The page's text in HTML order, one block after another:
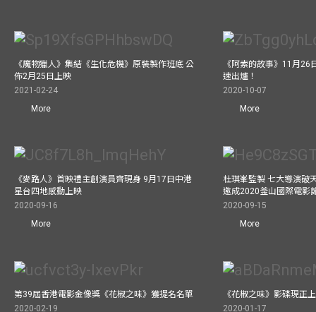
《魔物獵人》集結《生化危機》原裝製作班底 公
佈2月25日上映
2021-02-24
More
《阿索的故事》11月26
速出爐！
2020-10-07
More
《麥路人》首映禮主創演員齊現身 9月17日中港
星台四地感動上映
2020-09-16
More
杜琪峯監製 七大導演破
邀成2020釜山國際電影
2020-09-15
More
第39屆香港電影金像獎《花椒之味》獲提名名單
2020-02-19
《花椒之味》影碟現正
2020-01-17